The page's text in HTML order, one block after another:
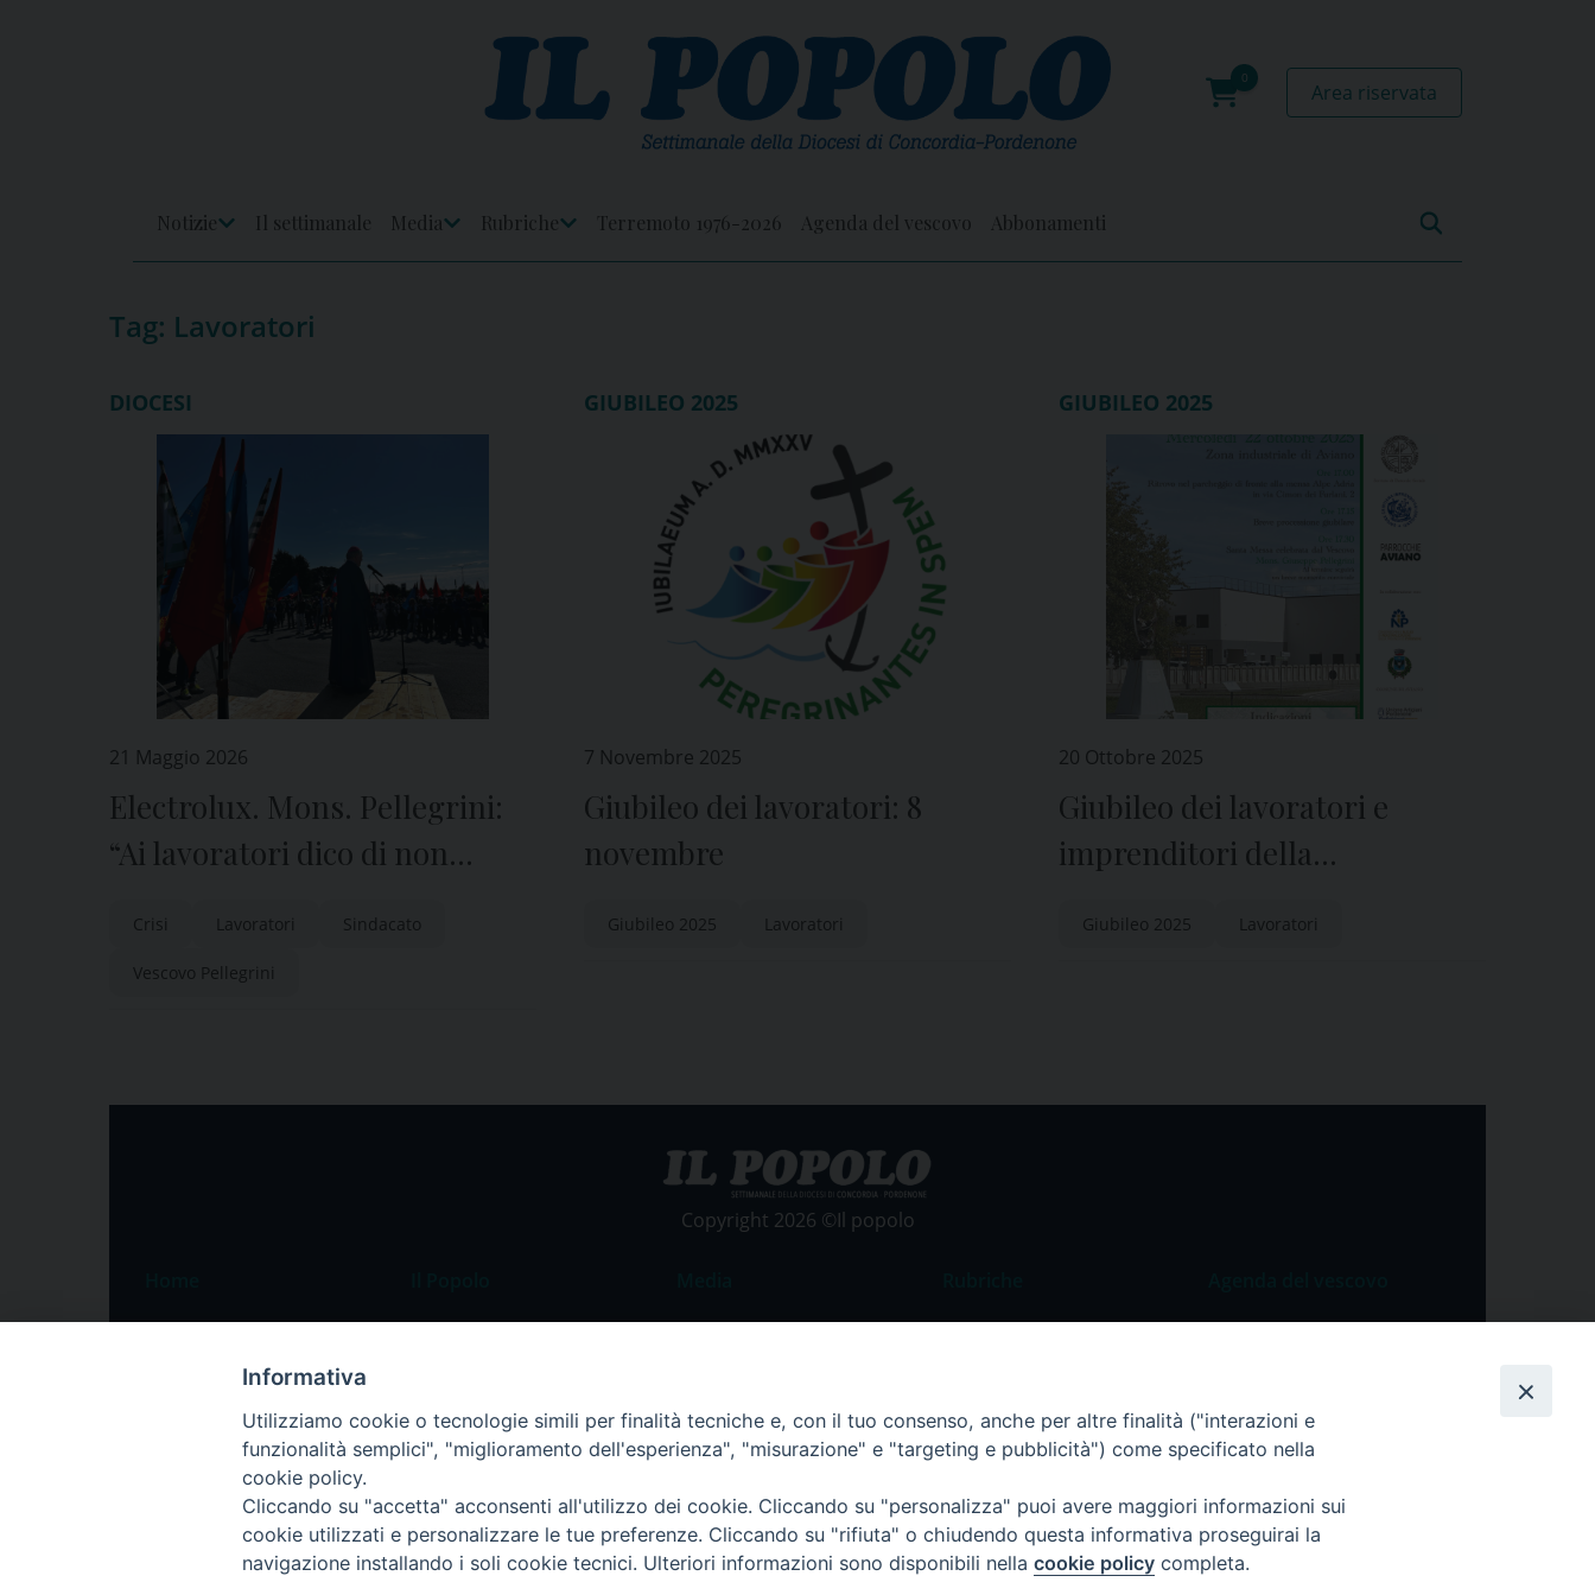
0
Area riservata
Notizie
Il settimanale
Media
Rubriche
Terremoto 1976-2026 Agenda del vescovo Abbonamenti
Tag: Lavoratori
DIOCESI
21 Maggio 2026
Electrolux. Mons. Pellegrini:
“Ai lavoratori dico di non
persone”
Crisi Lavoratori Sindacato
Vescovo Pellegrini
GIUBILEO 2025
7 Novembre 2025
Giubileo dei lavoratori: 8
novembre
Giubileo 2025 Lavoratori
GIUBILEO 2025
20 Ottobre 2025
Giubileo dei lavoratori e
imprenditori della
Giubileo 2025 Lavoratori
Copyright 2026 ©Il popolo
Speciali
Pordenone
Portogruaro
Friuli Occidentale
Veneto Orientale
Il settimanale
La redazione
Pubblicità
Foto
Commento al Vangelo
Costume e Società
Apostolato della Preghiera
Regione FVG
Agenda del vescovo
Informativa
Utilizziamo cookie o tecnologie simili per finalità tecniche e, con il tuo consenso, anche per altre finalità ("interazioni e
funzionalità semplici", "miglioramento dell'esperienza", "misurazione" e "targeting e pubblicità") come specificato nella
cookie policy.
Cliccando su "accetta" acconsenti all'utilizzo dei cookie. Cliccando su "personalizza" puoi avere maggiori informazioni sui
cookie utilizzati e personalizzare le tue preferenze. Cliccando su "rifiuta" o chiudendo questa informativa proseguirai la
navigazione installando i soli cookie tecnici. Ulteriori informazioni sono disponibili nella cookie policy completa.